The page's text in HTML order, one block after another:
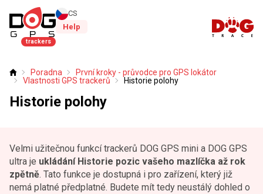
trackers
CS
Help
Úvod Poradna
První kroky - průvodce pro GPS lokátor
Vlastnosti GPS trackerů
Historie polohy
Historie polohy
Velmi užitečnou funkcí trackerů DOG GPS mini a DOG GPS
ultra je ukládání Historie pozic vašeho mazlíčka až rok
zpětně. Tato funkce je dostupná i pro zařízení, který již
nemá platné předplatné. Budete mít tedy neustálý dohled o